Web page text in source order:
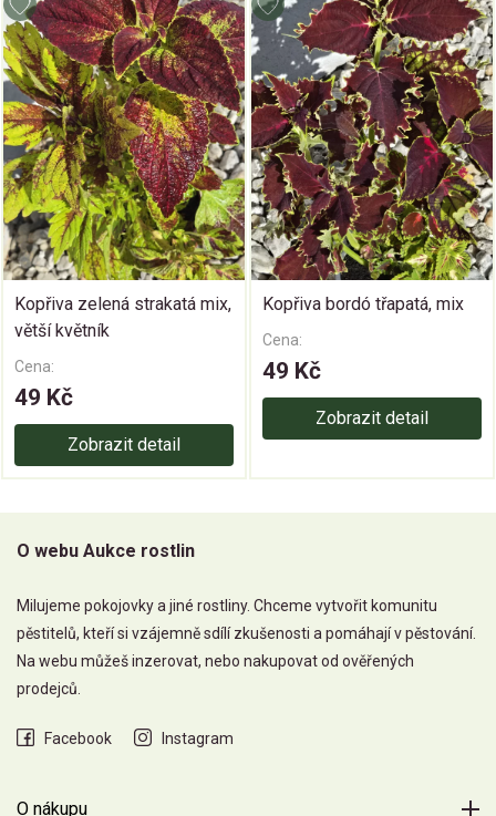
Kopřiva zelená strakatá mix,
větší květník
Cena:
49 Kč
Zobrazit detail
Kopřiva bordó třapatá, mix
Cena:
49 Kč
Zobrazit detail
O webu Aukce rostlin
Milujeme pokojovky a jiné rostliny. Chceme vytvořit komunitu
pěstitelů, kteří si vzájemně sdílí zkušenosti a pomáhají v pěstování.
Na webu můžeš inzerovat, nebo nakupovat od ověřených
prodejců.
Facebook Instagram
O nákupu